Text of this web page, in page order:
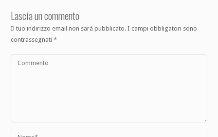
Lascia un commento
Il tuo indirizzo email non sarà pubblicato. I campi obbligatori sono
contrassegnati*